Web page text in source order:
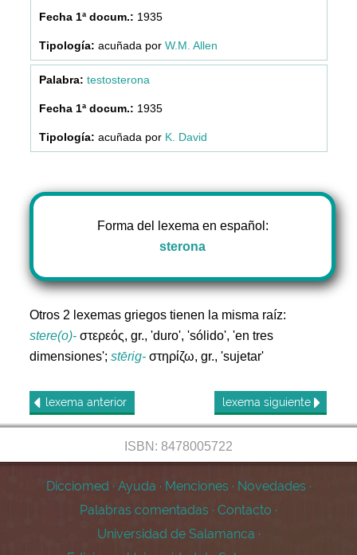
1935
acuñada por W.M. Allen
testosterona
1935
acuñada por K. David
Forma del lexema en español:
sterona
Otros 2 lexemas griegos tienen la misma raíz:
stere(o)- στερεός, gr., 'duro', 'sólido', 'en tres
dimensiones';stērig- στηρίζω, gr., 'sujetar'
lexema anterior lexema siguiente
ISBN: 8478005722
Dicciomed · Ayuda · Menciones · Novedades ·
Palabras comentadas · Contacto ·
Universidad de Salamanca ·